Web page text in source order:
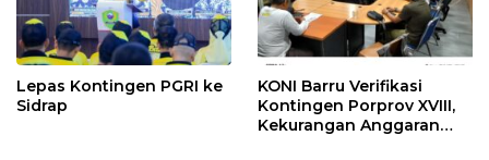
Lepas Kontingen PGRI ke
Sidrap
KONI Barru Verifikasi
Kontingen Porprov XVIII,
Kekurangan Anggaran